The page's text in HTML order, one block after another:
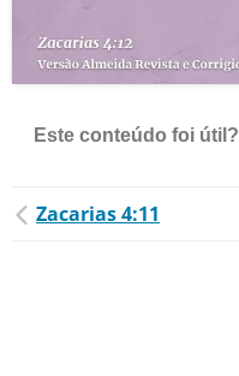
Este conteúdo foi útil?
Zacarias 4:11